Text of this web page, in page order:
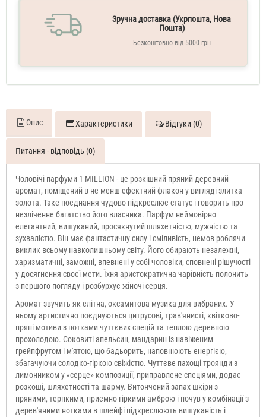
чоловіча
ML
Зручна доставка (Укрпошта, Нова
Пошта)
Безкоштовно від 5000 грн
Опис Характеристики Відгуки (0)
Питання - відповідь (0)
Чоловічі парфуми 1 MILLION - це розкішний пряний деревний
аромат, поміщений в не менш ефектний флакон у вигляді злитка
золота. Таке поєднання чудово підкреслює статус і говорить про
незліченне багатство його власника. Парфум неймовірно
елегантний, вишуканий, просякнутий шляхетністю, мужністю та
зухвалістю. Він має фантастичну силу і сміливість, немов роблячи
виклик всьому навколишньому світу. Його обирають незалежні,
харизматичні, заможні, впевнені у собі чоловіки, сповнені рішучості
у досягнення своєї мети. Їхня аристократична чарівність полонить
з першого погляду і розбурхує жіночі серця.
Аромат звучить як елітна, оксамитова музика для вибраних. У
ньому артистично поєднуються цитрусові, трав'янисті, квітково-
пряні мотиви з нотками чуттєвих спецій та теплою деревною
прохолодою. Соковиті апельсин, мандарин із навіженим
грейпфрутом і м'ятою, що бадьорить, наповнюють енергією,
збагачуючи солодко-гіркою свіжістю. Чуттєве пахощі троянди з
лимонником у «серце» композиції, приправлене спеціями, додає
розкоші, шляхетності та шарму. Витончений запах шкіри з
пряними, терпкими, приємно гіркими амброю і почув у комбінації з
дерев'яними нотками в шлейфі підкреслюють вишуканість і